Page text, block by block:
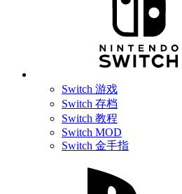
Switch 游戏
Switch 存档
Switch 教程
Switch MOD
Switch 金手指